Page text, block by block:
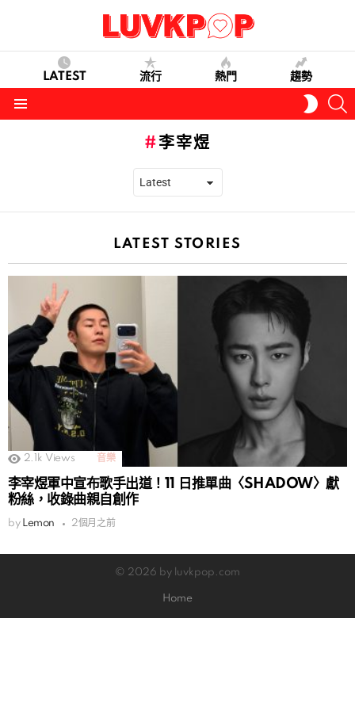
LATEST 流行 熱門 趨勢
SKIN
李宰煜
LATEST STORIES
2.1k Views 音樂
李宰煜軍中宣布歌手出道！11 日推單曲〈SHADOW〉獻
粉絲，收錄曲親自創作
by Lemon 2個月之前
© 2026 by luvkpop.com
Home